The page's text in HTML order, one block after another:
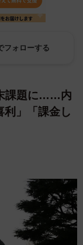
フォローする
課題に……内
」「課金し